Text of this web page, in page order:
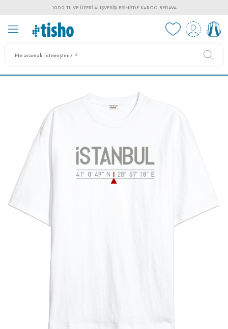
1000 TL VE ÜZERI ALIŞVERIŞLERINIZDE KARGO BEDAVA